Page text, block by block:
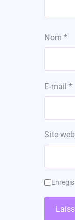
Nom *
E-mail *
Site web